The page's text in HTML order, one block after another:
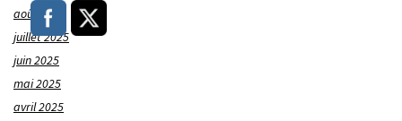
août 2025
juillet 2025
juin 2025
mai 2025
avril 2025